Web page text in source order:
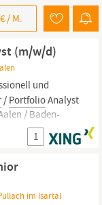
€ / M.
(m/w/d)
und
/ PortfolioAnalyst
/ Baden-
ETF,
1
im Isartal